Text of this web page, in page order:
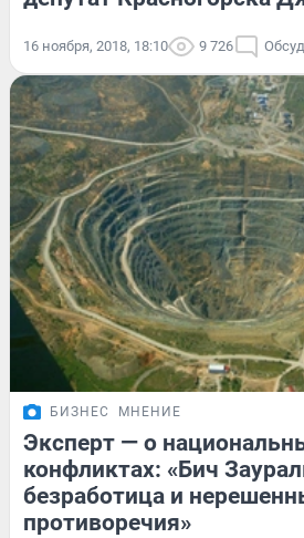
16 ноября, 2018, 18:10 9 726
БИЗНЕС МНЕНИЕ
Эксперт — о
конфликтах: «Бич
безработица и
противоречия»